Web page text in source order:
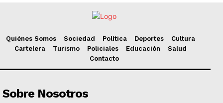
Quiénes Somos Sociedad Política Deportes
Cultura
Cartelera
Turismo Policiales Educación
Salud
Contacto
Sobre Nosotros